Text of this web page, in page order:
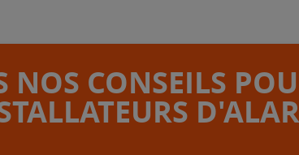
NOS CONSEILS